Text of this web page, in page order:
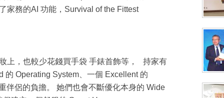
家務的AI 功能，Survival of the Fittest
上，也較少花錢買手袋 手錶首飾等， 持家有
的 Operating System、一個 Excellent 的
伴侶的負擔。 她們也會不斷優化本身的 Wide